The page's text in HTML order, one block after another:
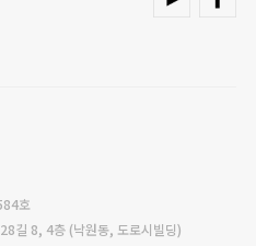
호
길 8, 4층 (낙원동, 도로시빌딩)